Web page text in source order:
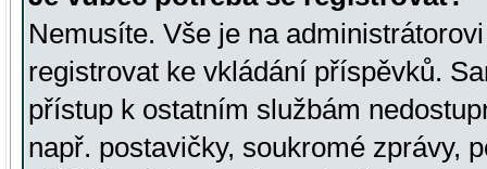
Nemusíte. Vše je na
registrovat ke vkládání příspěvků.
přístup k ostatním službám
např. postavičky, soukromé zprávy,